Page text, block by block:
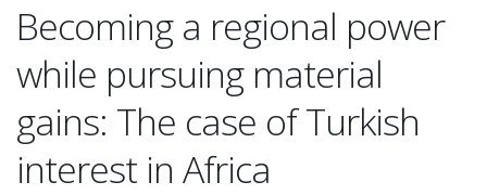
Becoming a regional power
while pursuing material
gains: The case of Turkish
interest in Africa